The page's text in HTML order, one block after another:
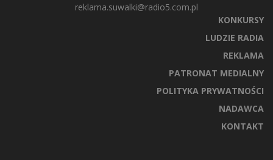
reklama.suwalki@radio5.com.pl
KONKURSY
LUDZIE RADIA
REKLAMA
PATRONAT MEDIALNY
POLITYKA PRYWATNOŚCI
NADAWCA
KONTAKT